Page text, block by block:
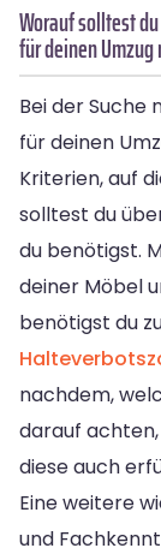
Worauf solltest
für deinen Umzug
Bei der
für deinen
Kriterien, auf
solltest du
du benötigst.
deiner Möbel
benötigst du
nachdem,
darauf
diese auch
Eine weitere
und